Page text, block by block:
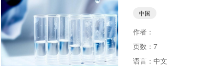
中国
作者：
页数： 7
语言： 中文